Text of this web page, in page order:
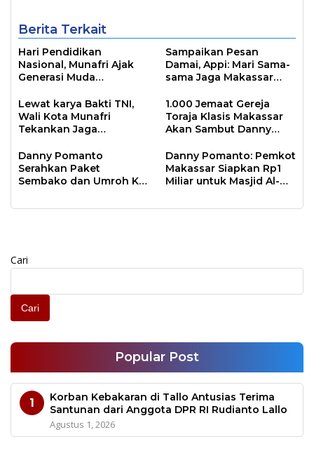
Berita Terkait
Hari Pendidikan
Nasional, Munafri Ajak
Generasi Muda
Lewat Literasi
Sampaikan Pesan
Damai, Appi: Mari Sama-
sama Jaga Makassar
Agama
Lewat karya Bakti TNI,
Wali Kota Munafri
Tekankan Jaga
1.000 Jemaat Gereja
Toraja Klasis Makassar
Akan Sambut Danny
Natal Besok
Danny Pomanto
Serahkan Paket
Sembako dan Umroh Ke
Makassar Shalat Subuh
Danny Pomanto: Pemkot
Makassar Siapkan Rp1
Miliar untuk Masjid Al-
Cari
Cari
Popular Post
1
Korban Kebakaran di Tallo Antusias Terima
Santunan dari Anggota DPR RI Rudianto Lallo
Agustus 1, 2026